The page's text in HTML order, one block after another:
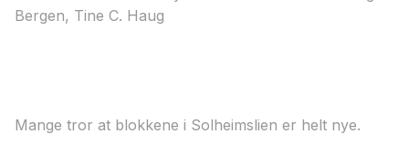
Bergen, Tine C. Haug​ ​
Mange tror at blokkene i Solheimslien er helt nye.